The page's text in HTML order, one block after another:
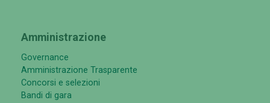
Amministrazione
Governance
Amministrazione Trasparente
Concorsi e selezioni
Bandi di gara